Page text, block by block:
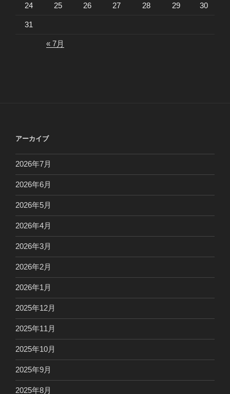
24 25 26 27 28 29 30
31
« 7月
アーカイブ
2026年7月
2026年6月
2026年5月
2026年4月
2026年3月
2026年2月
2026年1月
2025年12月
2025年11月
2025年10月
2025年9月
2025年8月